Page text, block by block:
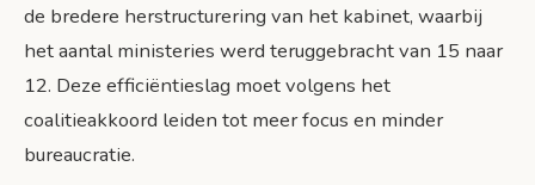
de bredere herstructurering van het kabinet, waarbij
het aantal ministeries werd teruggebracht van 15 naar
12. Deze efficiëntieslag moet volgens het
coalitieakkoord leiden tot meer focus en minder
bureaucratie.